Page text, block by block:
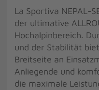
La Sportiva NEPAL-
der ultimative
Hochalpinbereich.
und der Stabilität
Breitseite an
Anliegende und
die maximale